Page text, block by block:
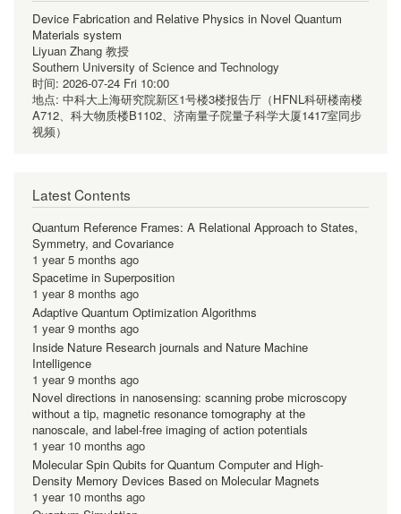
Device Fabrication and Relative Physics in Novel Quantum
Materials system
Liyuan Zhang 教授
Southern University of Science and Technology
时间: 2026-07-24 Fri 10:00
地点: 中科大上海研究院新区1号楼3楼报告厅（HFNL科研楼南楼
A712、科大物质楼B1102、济南量子院量子科学大厦1417室同步
视频）
Latest Contents
Quantum Reference Frames: A Relational Approach to States,
Symmetry, and Covariance
1 year 5 months ago
Spacetime in Superposition
1 year 8 months ago
Adaptive Quantum Optimization Algorithms
1 year 9 months ago
Inside Nature Research journals and Nature Machine
Intelligence
1 year 9 months ago
Novel directions in nanosensing: scanning probe microscopy
without a tip, magnetic resonance tomography at the
nanoscale, and label-free imaging of action potentials
1 year 10 months ago
Molecular Spin Qubits for Quantum Computer and High-
Density Memory Devices Based on Molecular Magnets
1 year 10 months ago